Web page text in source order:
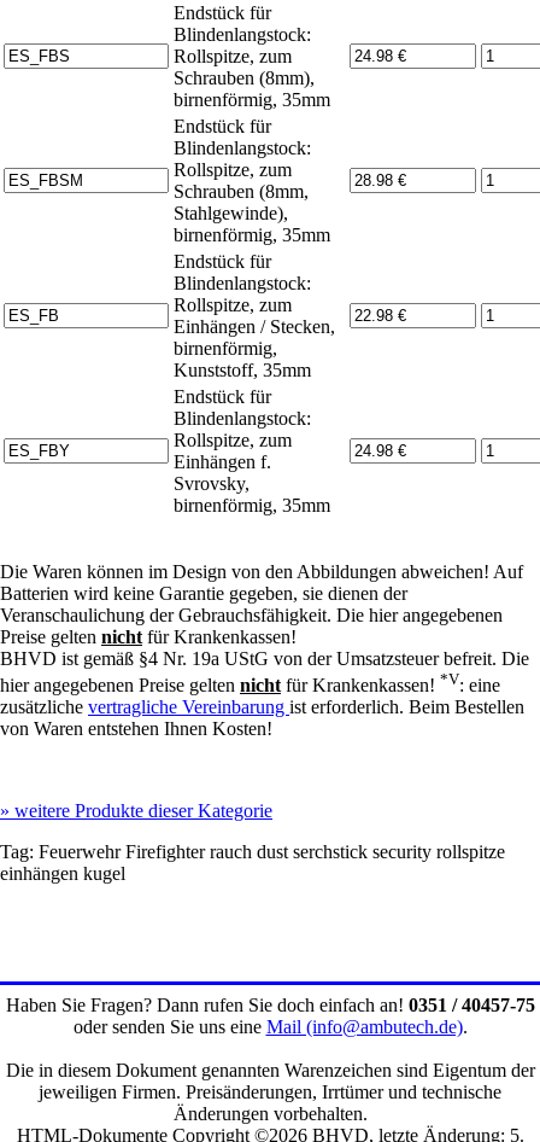
Endstück für
Blindenlangstock:
Rollspitze, zum
Schrauben (8mm),
birnenförmig, 35mm
Endstück für
Blindenlangstock:
Rollspitze, zum
Schrauben (8mm,
Stahlgewinde),
birnenförmig, 35mm
Endstück für
Blindenlangstock:
Rollspitze, zum
Einhängen / Stecken,
birnenförmig,
Kunststoff, 35mm
Endstück für
Blindenlangstock:
Rollspitze, zum
Einhängen f.
Svrovsky,
birnenförmig, 35mm
Die Waren können im Design von den Abbildungen abweichen! Auf
Batterien wird keine Garantie gegeben, sie dienen der
Veranschaulichung der Gebrauchsfähigkeit. Die hier angegebenen
Preise gelten nicht für Krankenkassen!
BHVD ist gemäß §4 Nr. 19a UStG von der Umsatzsteuer befreit. Die
hier angegebenen Preise gelten nicht für Krankenkassen! *V: eine
zusätzliche vertragliche Vereinbarung ist erforderlich. Beim Bestellen
von Waren entstehen Ihnen Kosten!
» weitere Produkte dieser Kategorie
Tag: FeuerwehrFirefighterrauch dust serchstick security rollspitze
einhängen kugel
Haben Sie Fragen? Dann rufen Sie doch einfach an! 0351 / 40457-75
oder senden Sie uns eine Mail (info@ambutech.de).
Die in diesem Dokument genannten Warenzeichen sind Eigentum der
jeweiligen Firmen. Preisänderungen, Irrtümer und technische
Änderungen vorbehalten.
HTML-Dokumente Copyright ©2026 BHVD, letzte Änderung: 5.